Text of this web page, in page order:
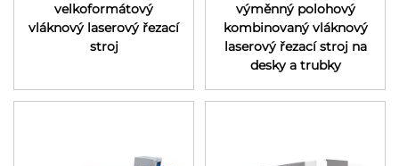
velkoformátový
vláknový laserový řezací
stroj
výměnný polohový
kombinovaný vláknový
laserový řezací stroj na
desky a trubky